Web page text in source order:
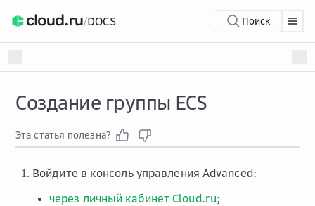
/DOCS Поиск
Создание группы ECS
Эта статья полезна?
Войдите в консоль управления Advanced:
через личный кабинет Cloud.ru;